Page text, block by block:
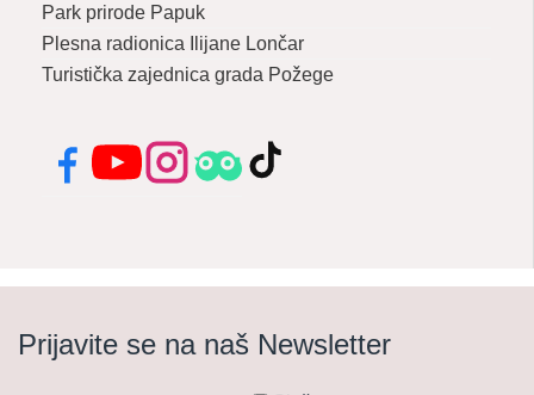
Park prirode Papuk
Plesna radionica Ilijane Lončar
Turistička zajednica grada Požege
FacebookYouTubeInstagramTripadvisor
TikTok
Prijavite se na naš Newsletter